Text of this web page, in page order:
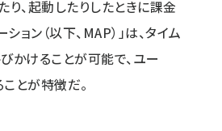
、起動したりしたときに課金
ン（以下、MAP）」は、タイム
かけることが可能で、ユー
とが特徴だ。